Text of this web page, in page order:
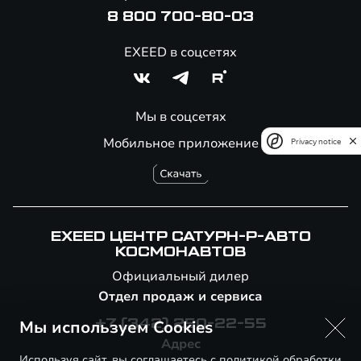
Мобильное приложение
8 800 700-80-03
EXEED в соцсетях
Мы в соцсетях
EXEED ЦЕНТР САТУРН-Р-АВТО
КОСМОНАВТОВ
Официальный дилер
Отдел продаж и сервиса
+7 (342) 250-22-55
Адрес
Мы используем Cookies
Privacy notice